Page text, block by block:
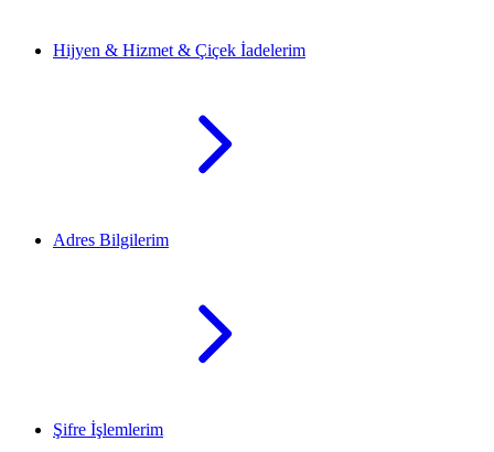
Hijyen & Hizmet & Çiçek İadelerim
Adres Bilgilerim
Şifre İşlemlerim